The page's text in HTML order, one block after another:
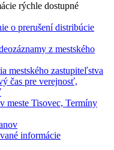
rýchle dostupné
o prerušení distribúcie
z mestského
mestského zastupiteľstva
čas pre verejnosť,
meste Tisovec, Termíny
informácie